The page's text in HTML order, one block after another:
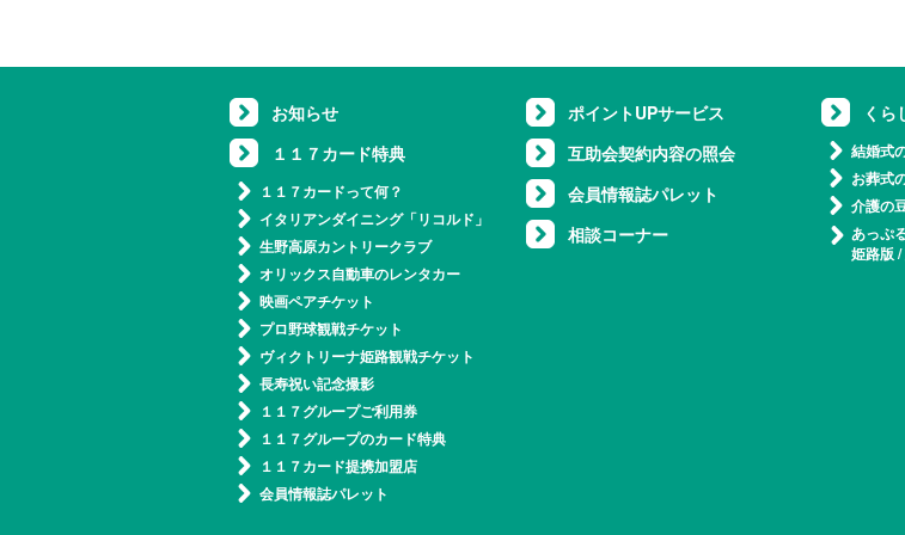
お知らせ
１１７カード特典
１１７カードって何？
イタリアンダイニング「リコルド」
生野高原カントリークラブ
オリックス自動車のレンタカー
映画ペアチケット
プロ野球観戦チケット
ヴィクトリーナ姫路観戦チケット
長寿祝い記念撮影
１１７グループご利用券
１１７グループのカード特典
１１７カード提携加盟店
会員情報誌パレット
ポイントUPサービス
互助会契約内容の照会
会員情報誌パレット
相談コーナー
くら
結婚式
お葬式
介護の
あっぷ
姫路版/